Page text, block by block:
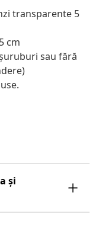
transparente 5
cm
sau fără
și